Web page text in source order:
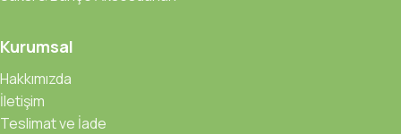
Kurumsal
Hakkımızda
İletişim
Teslimat ve İade